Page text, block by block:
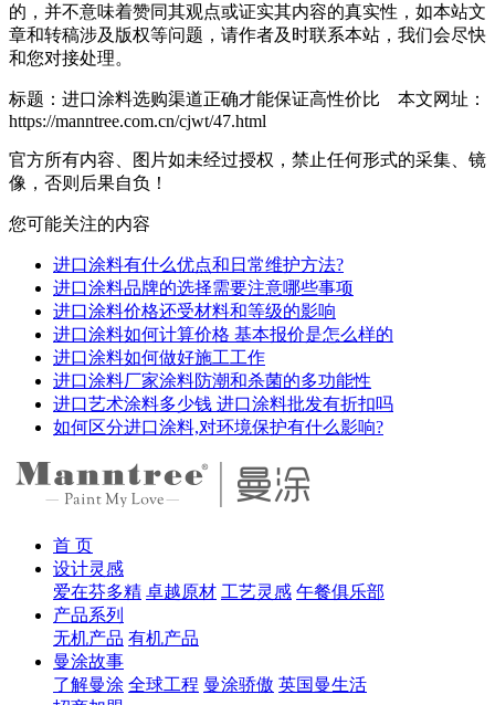
的，并不意味着赞同其观点或证实其内容的真实性，如本站文
章和转稿涉及版权等问题，请作者及时联系本站，我们会尽快
和您对接处理。
标题：进口涂料选购渠道正确才能保证高性价比 本文网址：
https://manntree.com.cn/cjwt/47.html
官方所有内容、图片如未经过授权，禁止任何形式的采集、镜
像，否则后果自负！
您可能关注的内容
进口涂料有什么优点和日常维护方法?
进口涂料品牌的选择需要注意哪些事项
进口涂料价格还受材料和等级的影响
进口涂料如何计算价格 基本报价是怎么样的
进口涂料如何做好施工工作
进口涂料厂家涂料防潮和杀菌的多功能性
进口艺术涂料多少钱 进口涂料批发有折扣吗
如何区分进口涂料,对环境保护有什么影响?
首 页
设计灵感
爱在芬多精 卓越原材 工艺灵感 午餐俱乐部
产品系列
无机产品 有机产品
曼涂故事
了解曼涂 全球工程 曼涂骄傲 英国曼生活